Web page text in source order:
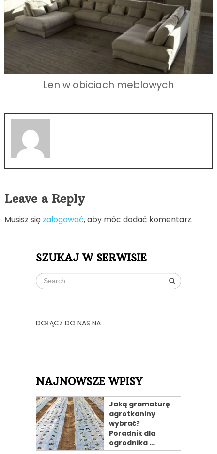
Len w obiciach meblowych
Leave a Reply
Musisz się zalogować, aby móc dodać komentarz.
SZUKAJ W SERWISIE
DOŁĄCZ DO NAS NA
NAJNOWSZE WPISY
Jaką gramaturę
agrotkaniny
wybrać?
Poradnik dla
ogrodnika …